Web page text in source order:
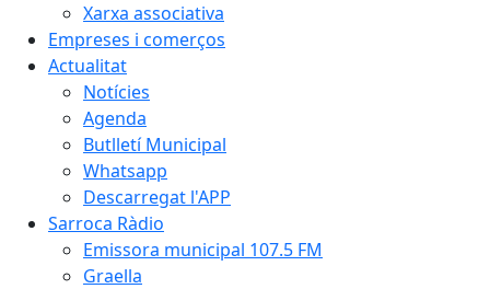
Xarxa associativa
Empreses i comerços
Actualitat
Notícies
Agenda
Butlletí Municipal
Whatsapp
Descarregat l'APP
Sarroca Ràdio
Emissora municipal 107.5 FM
Graella